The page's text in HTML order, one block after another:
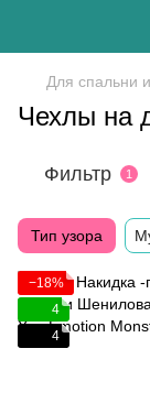
Для спальни
Чехлы на
Фильтр 1
Тип узора
−18%
4
4